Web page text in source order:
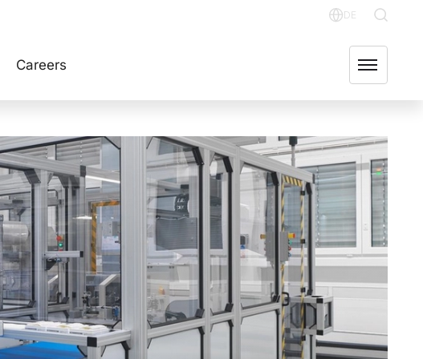
Careers
DE
English
Deutsch